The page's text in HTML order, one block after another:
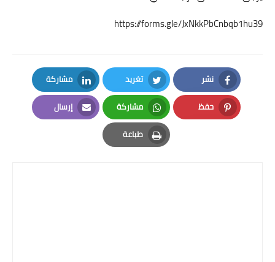
https://forms.gle/JxNkkPbCnbqb1hu39
نشر
Facebook
تغريد
Twitter
مشاركة
LinkedIn
حفظ
Pinterest
مشاركة
Whatsapp
إرسال
Email
طباعة
Print